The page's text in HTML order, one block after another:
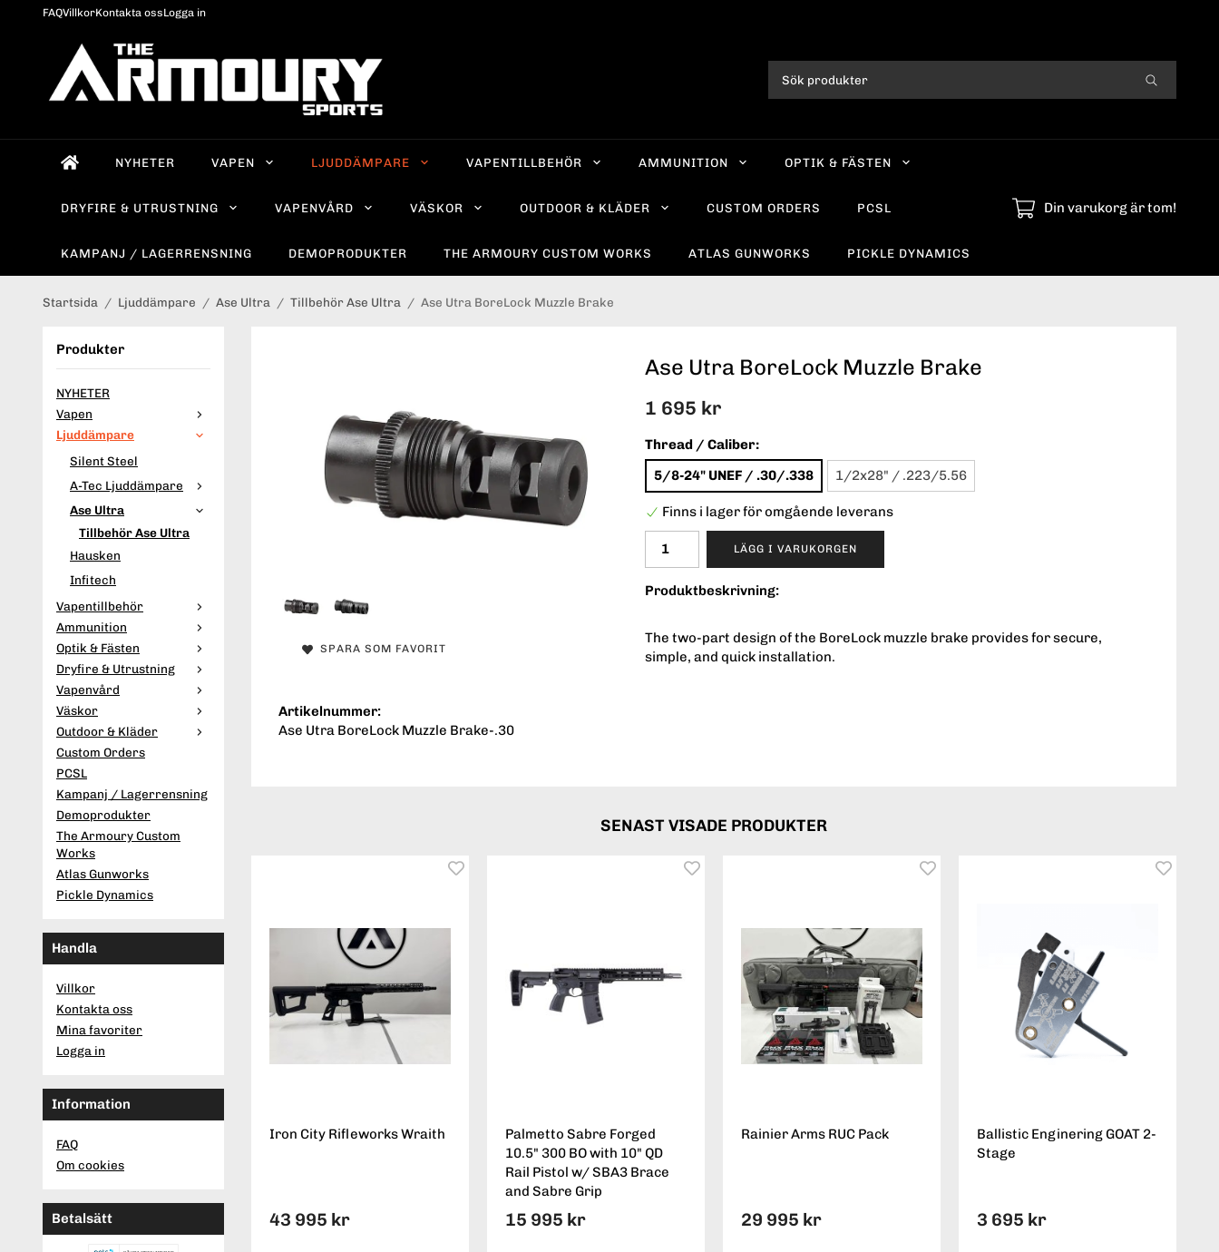
FAQVillkorKontakta ossLogga in
NYHETER VAPEN LJUDDÄMPARE VAPENTILLBEHÖR AMMUNITION OPTIK & FÄSTEN
DRYFIRE & UTRUSTNING VAPENVÅRD VÄSKOR OUTDOOR & KLÄDER CUSTOM ORDERS PCSL
KAMPANJ / LAGERRENSNING DEMOPRODUKTER THE ARMOURY CUSTOM WORKS ATLAS GUNWORKS PICKLE DYNAMICS
Din varukorg är tom!
Startsida / Ljuddämpare / Ase Ultra / Tillbehör Ase Ultra / Ase Utra BoreLock Muzzle Brake
Produkter
NYHETER
Vapen
Ljuddämpare
Silent Steel
A-Tec Ljuddämpare
Ase Ultra
Tillbehör Ase Ultra
Hausken
Infitech
Vapentillbehör
Ammunition
Optik & Fästen
Dryfire & Utrustning
Vapenvård
Väskor
Outdoor & Kläder
Custom Orders
PCSL
Kampanj / Lagerrensning
Demoprodukter
The Armoury Custom
Works
Atlas Gunworks
Pickle Dynamics
Handla
Villkor
Kontakta oss
Mina favoriter
Logga in
Information
FAQ
Om cookies
Betalsätt
Ase Utra BoreLock Muzzle Brake
1 695 kr
Thread / Caliber:
5/8-24" UNEF / .30/.338
1/2x28" / .223/5.56
Finns i lager för omgående leverans
LÄGG I VARUKORGEN
Produktbeskrivning:
The two-part design of the BoreLock muzzle brake provides for secure,
simple, and quick installation.
SPARA SOM FAVORIT
Artikelnummer:
Ase Utra BoreLock Muzzle Brake-.30
SENAST VISADE PRODUKTER
Iron City Rifleworks Wraith
43 995 kr
Palmetto Sabre Forged
10.5" 300 BO with 10" QD
Rail Pistol w/ SBA3 Brace
and Sabre Grip
15 995 kr
Rainier Arms RUC Pack
29 995 kr
Ballistic Enginering GOAT 2-
Stage
3 695 kr